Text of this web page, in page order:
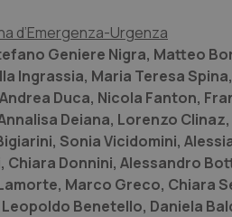
d’Emergenza-Urgenza
Geniere Nigra, Matteo
Ingrassia, Maria Teresa
Duca, Nicola Fanton,
Deiana, Lorenzo
Sonia Vicidomini,
Chiara Donnini, Alessandro
Marco Greco, Chiara
Benetello, Daniela
_ga_KM60CM4NPH
_ga_0VMQEQKQ1N
Nome